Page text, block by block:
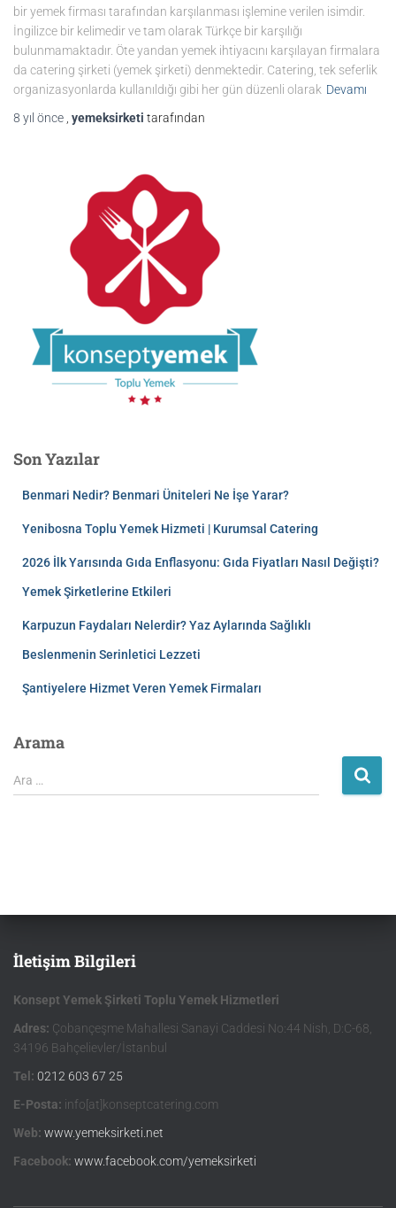
bir yemek firması tarafından karşılanması işlemine verilen isimdir.
İngilizce bir kelimedir ve tam olarak Türkçe bir karşılığı
bulunmamaktadır. Öte yandan yemek ihtiyacını karşılayan firmalara
da catering şirketi (yemek şirketi) denmektedir. Catering, tek seferlik
organizasyonlarda kullanıldığı gibi her gün düzenli olarak Devamı
8 yıl önce yemeksirketi tarafından
Son Yazılar
Benmari Nedir? Benmari Üniteleri Ne İşe Yarar?
Yenibosna Toplu Yemek Hizmeti | Kurumsal Catering
2026 İlk Yarısında Gıda Enflasyonu: Gıda Fiyatları Nasıl Değişti?
Yemek Şirketlerine Etkileri
Karpuzun Faydaları Nelerdir? Yaz Aylarında Sağlıklı
Beslenmenin Serinletici Lezzeti
Şantiyelere Hizmet Veren Yemek Firmaları
Arama
Ara …
İletişim Bilgileri
Konsept Yemek Şirketi Toplu Yemek Hizmetleri
Adres: Çobançeşme Mahallesi Sanayi Caddesi No:44 Nish, D:C-68,
34196 Bahçelievler/İstanbul
Tel: 0212 603 67 25
E-Posta: info[at]konseptcatering.com
Web: www.yemeksirketi.net
Facebook: www.facebook.com/yemeksirketi